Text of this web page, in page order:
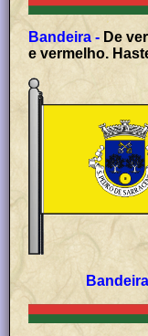
Bandeira - De
e vermelho.